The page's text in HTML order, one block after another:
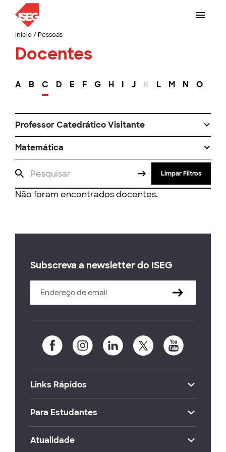
Início/ Pessoas
Docentes
A B C D E F G H I J K L M N O
Professor Catedrático Visitante
Matemática
Limpar Filtros
Não foram encontrados docentes.
Subscreva a newsletter do ISEG
Links Rápidos
Para Estudantes
Atualidade